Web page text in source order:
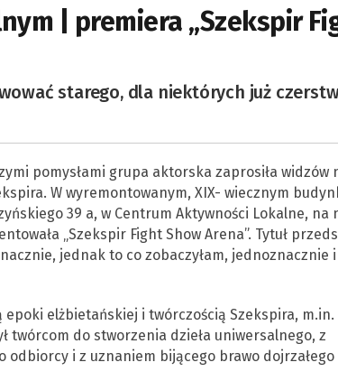
| premiera „Szekspir
starego, dla niektórych już
pomysłami grupa aktorska zaprosiła widzów
W wyremontowanym, XIX- wiecznym
39 a, w Centrum Aktywności Lokalne, na
„Szekspir Fight Show Arena”. Tytuł
jednak to co zobaczyłam, jednoznacznie
elżbietańskiej i twórczością Szekspira, m.in.
twórcom do stworzenia dzieła uniwersalnego, z
odbiorcy i z uznaniem bijącego brawo dojrzałego